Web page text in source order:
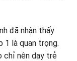
đã nhận thấy
là quan trọng.
chỉ nên dạy trẻ